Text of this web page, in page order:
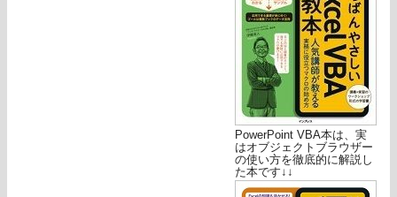
PowerPoint VBA本は、実
はオブジェクトブラウザー
の使い方を徹底的に解説し
た本です↓↓